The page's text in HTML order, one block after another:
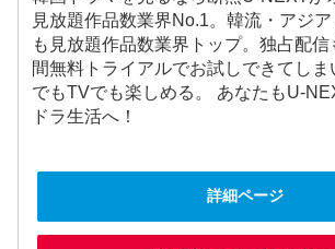
見放題作品数業界No.1。韓流・アジ
も見放題作品数業界トップ。独占配信
間無料トライアルでお試しできてし
でもTVでも楽しめる。 あなたもU-
ドラ生活へ！
詳細ページ